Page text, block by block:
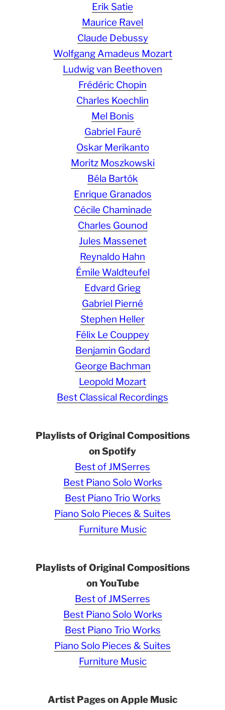
Erik Satie
Maurice Ravel
Claude Debussy
Wolfgang Amadeus Mozart
Ludwig van Beethoven
Frédéric Chopin
Charles Koechlin
Mel Bonis
Gabriel Fauré
Oskar Merikanto
Moritz Moszkowski
Béla Bartók
Enrique Granados
Cécile Chaminade
Charles Gounod
Jules Massenet
Reynaldo Hahn
Émile Waldteufel
Edvard Grieg
Gabriel Pierné
Stephen Heller
Félix Le Couppey
Benjamin Godard
George Bachman
Leopold Mozart
Best Classical Recordings
Playlists of Original Compositions
on Spotify
Best of JMSerres
Best Piano Solo Works
Best Piano Trio Works
Piano Solo Pieces & Suites
Furniture Music
Playlists of Original Compositions
on YouTube
Best of JMSerres
Best Piano Solo Works
Best Piano Trio Works
Piano Solo Pieces & Suites
Furniture Music
Artist Pages on Apple Music